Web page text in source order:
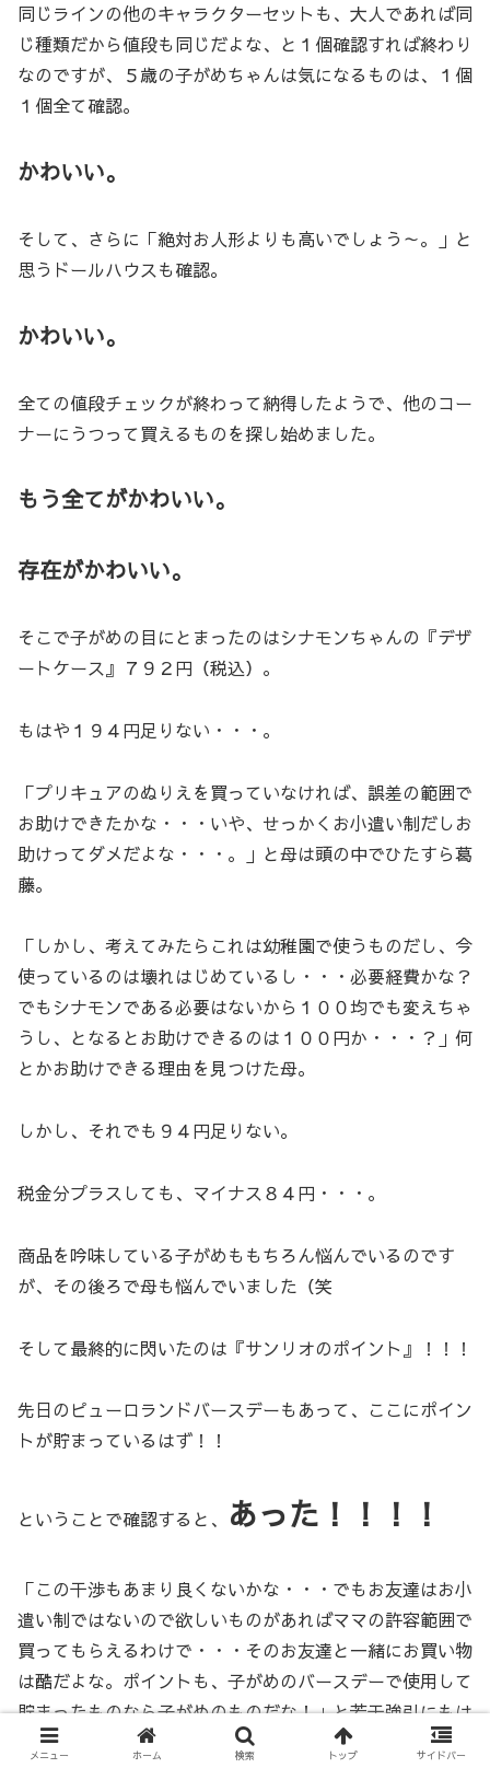
同じラインの他のキャラクターセットも、大人であれば同
じ種類だから値段も同じだよな、と１個確認すれば終わり
なのですが、５歳の子がめちゃんは気になるものは、１個
１個全て確認。
かわいい。
そして、さらに「絶対お人形よりも高いでしょう～。」と
思うドールハウスも確認。
かわいい。
全ての値段チェックが終わって納得したようで、他のコー
ナーにうつって買えるものを探し始めました。
もう全てがかわいい。
存在がかわいい。
そこで子がめの目にとまったのはシナモンちゃんの『デザ
ートケース』７９２円（税込）。
もはや１９４円足りない・・・。
「プリキュアのぬりえを買っていなければ、誤差の範囲で
お助けできたかな・・・いや、せっかくお小遣い制だしお
助けってダメだよな・・・。」と母は頭の中でひたすら葛
藤。
「しかし、考えてみたらこれは幼稚園で使うものだし、今
使っているのは壊れはじめているし・・・必要経費かな？
でもシナモンである必要はないから１００均でも変えちゃ
うし、となるとお助けできるのは１００円か・・・？」何
とかお助けできる理由を見つけた母。
しかし、それでも９４円足りない。
税金分プラスしても、マイナス８４円・・・。
商品を吟味している子がめももちろん悩んでいるのです
が、その後ろで母も悩んでいました（笑
そして最終的に閃いたのは『サンリオのポイント』！！！
先日のピューロランドバースデーもあって、ここにポイン
トが貯まっているはず！！
ということで確認すると、 あった！！！！
「この干渉もあまり良くないかな・・・でもお友達はお小
遣い制ではないので欲しいものがあればママの許容範囲で
買ってもらえるわけで・・・そのお友達と一緒にお買い物
は酷だよな。ポイントも、子がめのバースデーで使用して
貯まったものなら子がめのものだな！」と若干強引にもは
やお助けするでしかない方向の脳みそな母。
メニュー ホーム 検索 トップ サイドバー